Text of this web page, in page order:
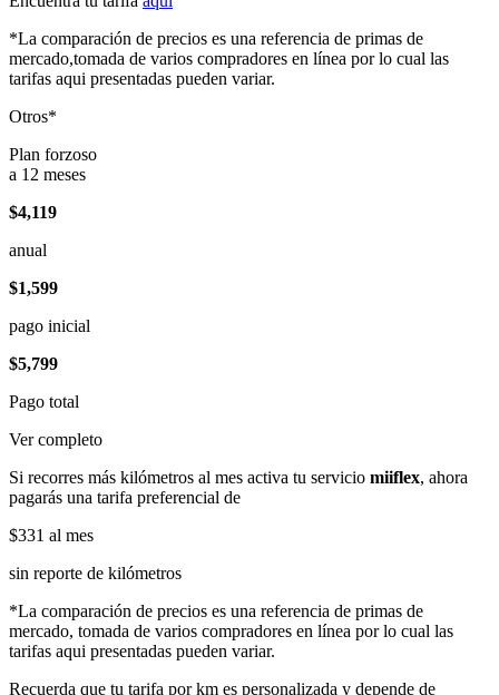
*La comparación de precios es una referencia de primas de
mercado,tomada de varios compradores en línea por lo cual las
tarifas aqui presentadas pueden variar.
Otros*
Plan forzoso
a 12 meses
$4,119
anual
$1,599
pago inicial
$5,799
Pago total
Ver completo
Si recorres más kilómetros al mes activa tu servicio miiflex, ahora
pagarás una tarifa preferencial de
$331 al mes
sin reporte de kilómetros
*La comparación de precios es una referencia de primas de
mercado, tomada de varios compradores en línea por lo cual las
tarifas aqui presentadas pueden variar.
Recuerda que tu tarifa por km es personalizada y depende de